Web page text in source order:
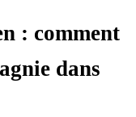
: comment
dans